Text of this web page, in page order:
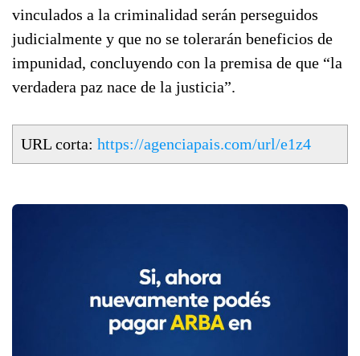
vinculados a la criminalidad serán perseguidos
judicialmente y que no se tolerarán beneficios de
impunidad, concluyendo con la premisa de que “la
verdadera paz nace de la justicia”.
URL corta: https://agenciapais.com/url/e1z4